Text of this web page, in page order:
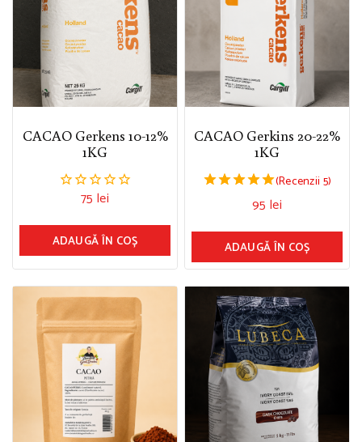
CACAO Gerkens 10-12%
1KG
0.00
5
75 lei
ADAUGĂ ÎN COȘ
CACAO Gerkins 20-22%
1KG
(Recenzii 5)
95 lei
ADAUGĂ ÎN COȘ